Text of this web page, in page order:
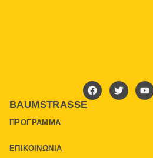
BAUMSTRASSE
ΠΡΌΓΡΑΜΜΑ
ΕΠΙΚΟΙΝΩΝΊΑ